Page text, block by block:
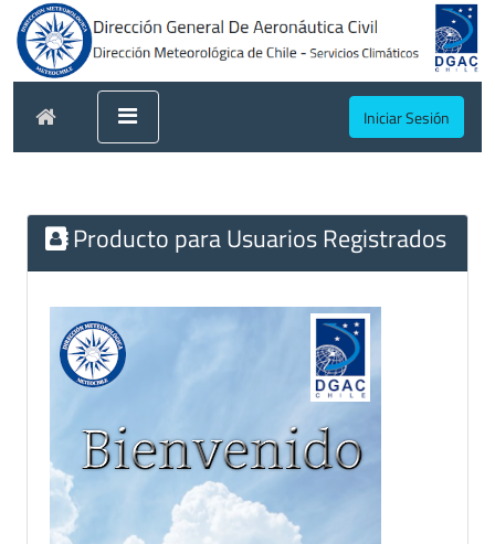
Iniciar Sesión
Producto para Usuarios Registrados